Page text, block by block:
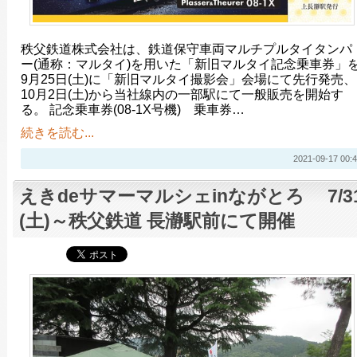
秩父鉄道株式会社は、鉄道保守車両マルチプルタイタンパ
ー(通称：マルタイ)を用いた「新旧マルタイ記念乗車券」
9月25日(土)に「新旧マルタイ撮影会」会場にて先行発売、
10月2日(土)から当社線内の一部駅にて一般販売を開始す
る。 記念乗車券(08-1X号機) 乗車券…
続きを読む...
2021-09-17
えきdeサマーマルシェinながとろ 7/
(土)～秩父鉄道 長瀞駅前にて開催